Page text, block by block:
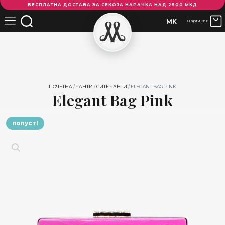
БЕСПЛАТНА ДОСТАВА ЗА СЕКОЈА НАРАЧКА НАД 2500 МКД
MK 0 артикли
попуст!
ПОЧЕТНА/ЧАНТИ /СИТЕ ЧАНТИ / ELEGANT BAG PINK
Elegant Bag Pink
Bag
Pink
количина